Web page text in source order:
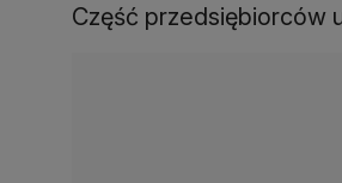
Część przedsiębiorców